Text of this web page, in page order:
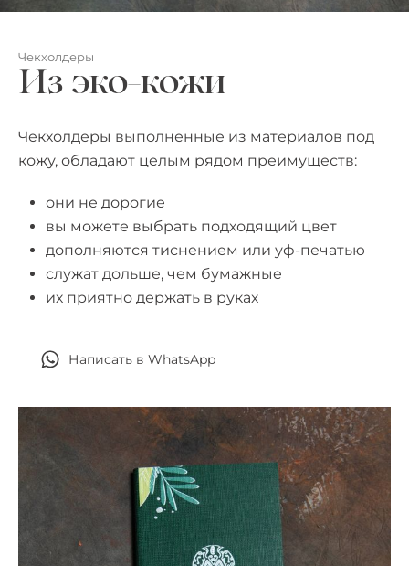
Чекхолдеры
Из эко-кожи
Чекхолдеры выполненные из материалов под
кожу, обладают целым рядом преимуществ:
они не дорогие
вы можете выбрать подходящий цвет
дополняются тиснением или уф-печатью
служат дольше, чем бумажные
их приятно держать в руках
Написать в WhatsApp